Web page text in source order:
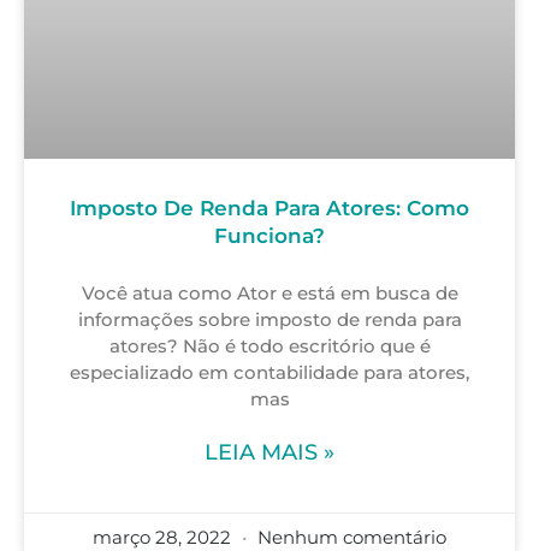
Imposto De Renda Para Atores: Como
Funciona?
Você atua como Ator e está em busca de
informações sobre imposto de renda para
atores? Não é todo escritório que é
especializado em contabilidade para atores,
mas
LEIA MAIS »
março 28, 2022 Nenhum comentário